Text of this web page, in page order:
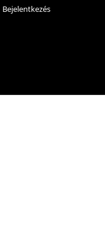
Bejelentkezés